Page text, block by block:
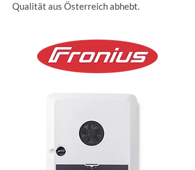
Qualität aus Österreich abhebt.